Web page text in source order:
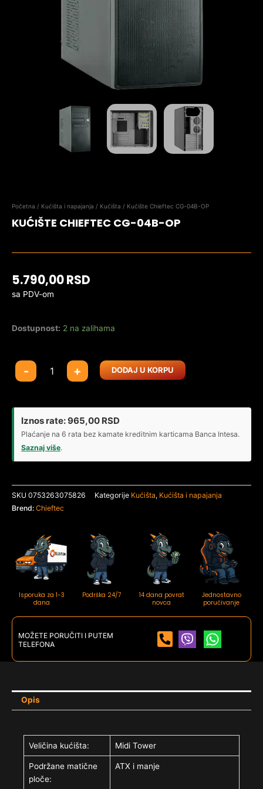
Početna / Kućišta i napajanja / Kućišta / Kućište Chieftec CG-04B-OP
KUĆIŠTE CHIEFTEC CG-04B-OP
5.790,00RSD
sa PDV-om
Dostupnost: 2 na zalihama
-
Kućište
Chieftec
OP
količina
+ DODAJ U KORPU
Iznos rate:965,00 RSD
Plaćanje na 6 rata bez kamate kreditnim karticama Banca Intesa.
Saznaj više.
SKU 0753263075826 Kategorije Kućišta, Kućišta i napajanja
Brend: Chieftec
Isporuka za 1-3
dana
Podrška 24/7
14 dana povrat
novca
Jednostavno
poručivanje
MOŽETE PORUČITI I PUTEM
TELEFONA
Opis
Veličina kućišta: Midi Tower
Podržane matične
ploče:
ATX i manje